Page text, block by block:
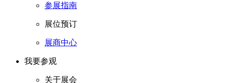
参展指南
展位预订
展商中心
我要参观
关于展会